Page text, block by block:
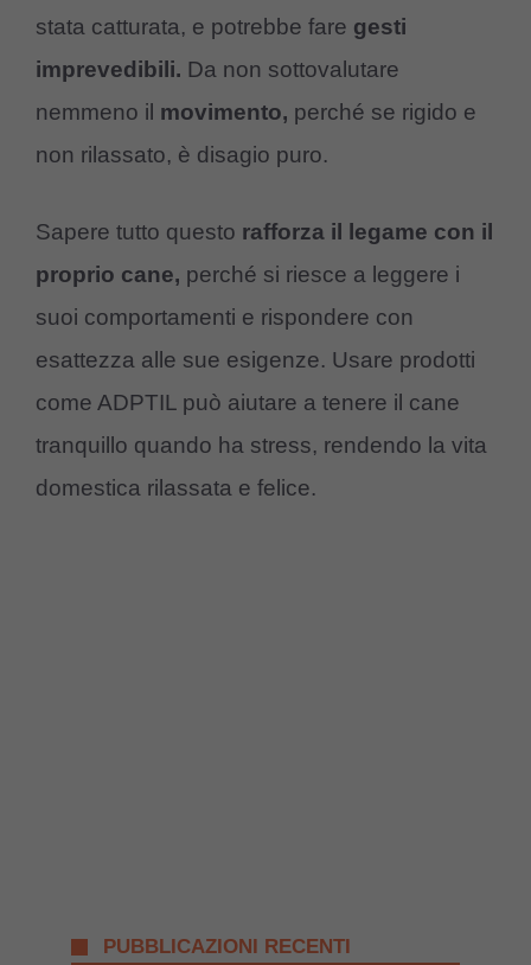
stata catturata, e potrebbe fare gesti
imprevedibili. Da non sottovalutare
nemmeno il movimento, perché se rigido e
non rilassato, è disagio puro.
Sapere tutto questo rafforza il legame con il
proprio cane, perché si riesce a leggere i
suoi comportamenti e rispondere con
esattezza alle sue esigenze. Usare prodotti
come ADPTIL può aiutare a tenere il cane
tranquillo quando ha stress, rendendo la vita
domestica rilassata e felice.
PUBBLICAZIONI RECENTI